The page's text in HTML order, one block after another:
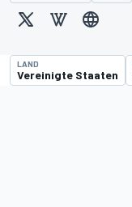
LAND
Vereinigte Staaten